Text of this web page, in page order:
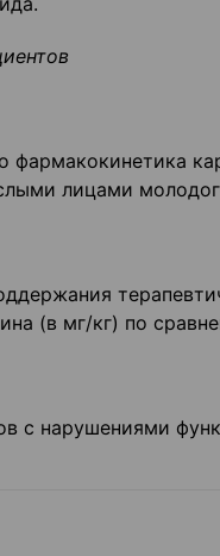
лицами
(в мг/кг) по
с нарушениями